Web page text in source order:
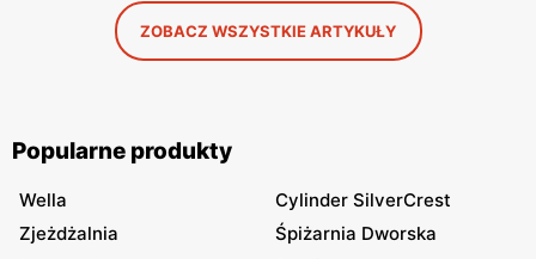
ZOBACZ WSZYSTKIE ARTYKUŁY
Popularne produkty
Wella
Cylinder SilverCrest
Zjeżdżalnia
Śpiżarnia Dworska